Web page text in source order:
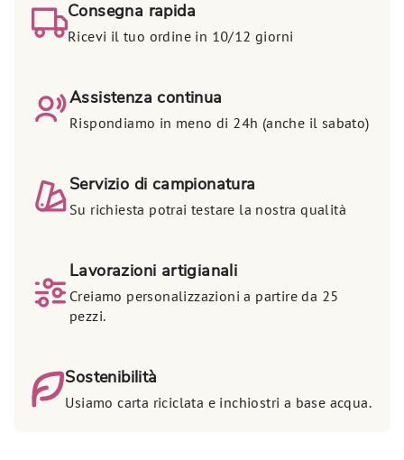
Consegna rapida
Ricevi il tuo ordine in 10/12 giorni
Assistenza continua
Rispondiamo in meno di 24h (anche il sabato)
Servizio di campionatura
Su richiesta potrai testare la nostra qualità
Lavorazioni artigianali
Creiamo personalizzazioni a partire da 25
pezzi.
Sostenibilità
Usiamo carta riciclata e inchiostri a base acqua.